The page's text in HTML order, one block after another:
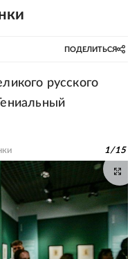
ПОДЕЛИТЬСЯ
русского
1/15